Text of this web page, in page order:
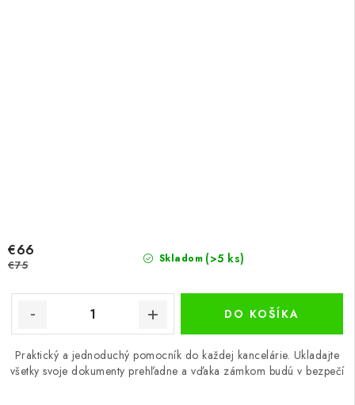
Skladom (>5 ks)
€66
€75
DO KOŠÍKA
Praktický a jednoduchý pomocník do každej kancelárie. Ukladajte
všetky svoje dokumenty prehľadne a vďaka zámkom budú v bezpečí